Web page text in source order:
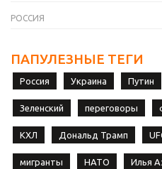
РОССИЯ
ПАПУЛЕЗНЫЕ ТЕГИ
Россия Украина Путин
Зеленский переговоры
КХЛ Дональд Трамп
мигранты НАТО Илья